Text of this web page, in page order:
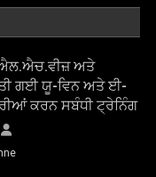
ਐਲ.ਐਚ.ਵੀਜ਼ ਅਤੇ
ਗਈ ਯੂ-ਵਿਨ ਅਤੇ ਈ-
ਕਰਨ ਸਬੰਧੀ ਟ੍ਰੇਨਿੰਗ